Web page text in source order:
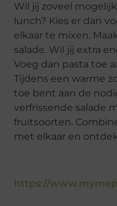
Wil jij zoveel
lunch? Kies er dan
elkaar te mixen.
salade. Wil jij extra
Voeg dan pasta toe
Tijdens een warme
toe bent aan de
verfrissende salade
fruitsoorten.
met elkaar en
https://